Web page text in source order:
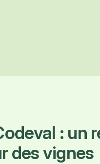
: un
des vignes